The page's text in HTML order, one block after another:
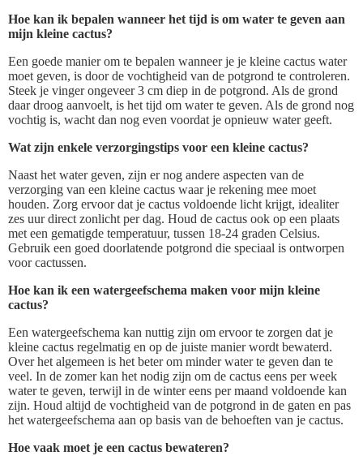
Hoe kan ik bepalen wanneer het tijd is om water te geven aan
mijn kleine cactus?
Een goede manier om te bepalen wanneer je je kleine cactus water
moet geven, is door de vochtigheid van de potgrond te controleren.
Steek je vinger ongeveer 3 cm diep in de potgrond. Als de grond
daar droog aanvoelt, is het tijd om water te geven. Als de grond nog
vochtig is, wacht dan nog even voordat je opnieuw water geeft.
Wat zijn enkele verzorgingstips voor een kleine cactus?
Naast het water geven, zijn er nog andere aspecten van de
verzorging van een kleine cactus waar je rekening mee moet
houden. Zorg ervoor dat je cactus voldoende licht krijgt, idealiter
zes uur direct zonlicht per dag. Houd de cactus ook op een plaats
met een gematigde temperatuur, tussen 18-24 graden Celsius.
Gebruik een goed doorlatende potgrond die speciaal is ontworpen
voor cactussen.
Hoe kan ik een watergeefschema maken voor mijn kleine
cactus?
Een watergeefschema kan nuttig zijn om ervoor te zorgen dat je
kleine cactus regelmatig en op de juiste manier wordt bewaterd.
Over het algemeen is het beter om minder water te geven dan te
veel. In de zomer kan het nodig zijn om de cactus eens per week
water te geven, terwijl in de winter eens per maand voldoende kan
zijn. Houd altijd de vochtigheid van de potgrond in de gaten en pas
het watergeefschema aan op basis van de behoeften van je cactus.
Hoe vaak moet je een cactus bewateren?